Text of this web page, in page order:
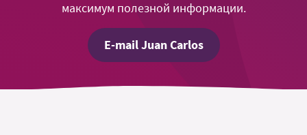
максимум полезной информации.
E-mail Juan Carlos